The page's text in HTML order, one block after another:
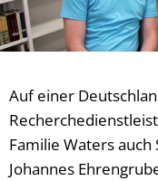
Auf einer
Familie Waters
Johannes